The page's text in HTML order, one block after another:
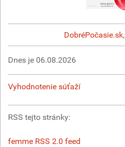
DobréPočasie.sk,
Dnes je 06.08.2026
Vyhodnotenie súťaží
RSS tejto stránky:
femme RSS 2.0 feed